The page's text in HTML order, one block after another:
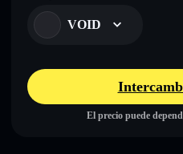
VOID
El precio puede